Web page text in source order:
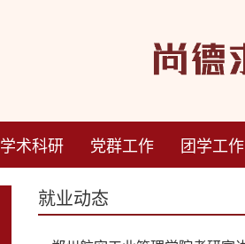
学术科研 党群工作 团学工作
就业动态